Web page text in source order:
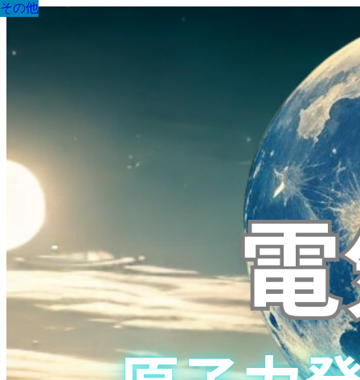
その他
その他
その他
その他
その他
その他
その他
その他
その他